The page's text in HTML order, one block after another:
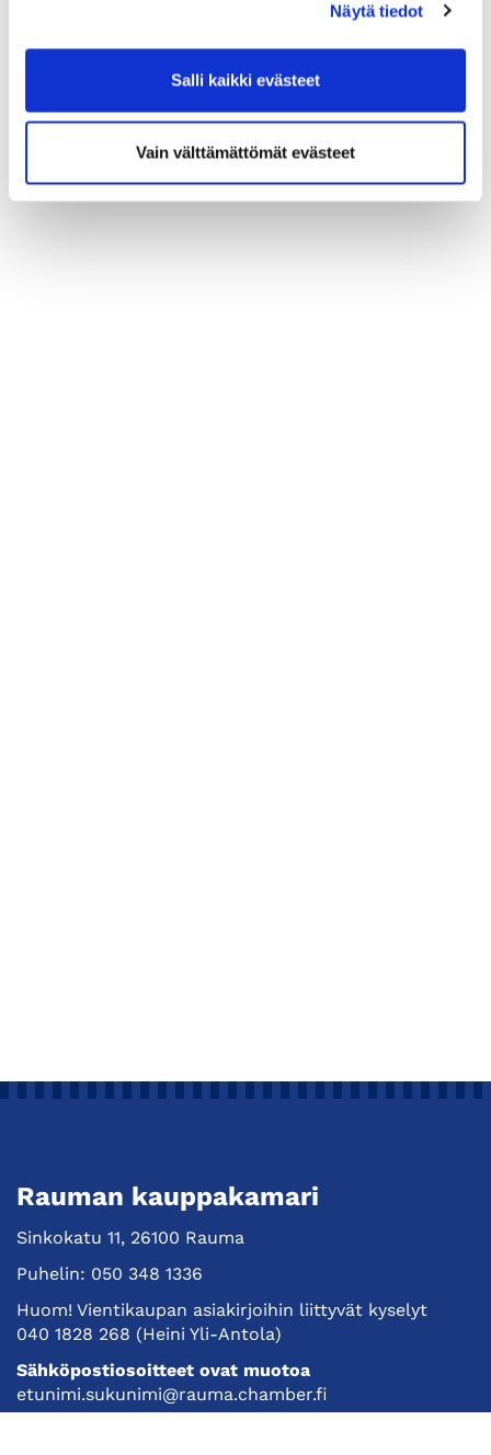
Näytä tiedot
Salli kaikki evästeet
Vain välttämättömät evästeet
Rauman kauppakamari
Sinkokatu 11, 26100 Rauma
Puhelin: 050 348 1336
Huom! Vientikaupan asiakirjoihin liittyvät kyselyt
040 1828 268 (Heini Yli-Antola)
Sähköpostiosoitteet ovat muotoa
etunimi.sukunimi@rauma.chamber.fi